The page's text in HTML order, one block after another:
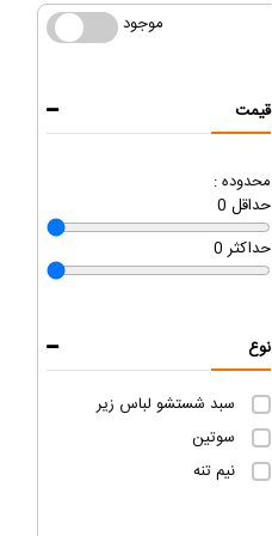
موجود موجود
قیمت
محدوده :
0 حداقل
0 حداکثر
نوع
سبد شستشو لباس زیر
سوتین
نیم تنه